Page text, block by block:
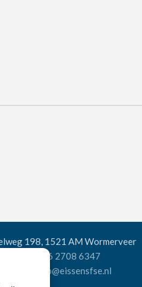
198, 1521 AM Wormerveer
+31 6 2708 6347
verkoop@eissensfse.nl